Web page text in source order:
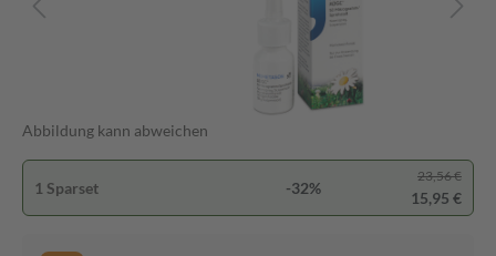
Abbildung kann abweichen
1 Sparset -32%
23,56 €
15,95 €